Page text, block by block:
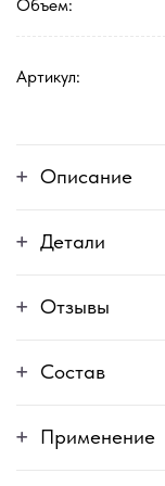
Объем:
Артикул:
Описание
Детали
Отзывы
Состав
Применение